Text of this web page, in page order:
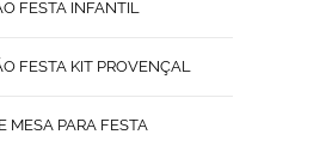
FESTA INFANTIL
FESTA KIT PROVENÇAL
MESA PARA FESTA